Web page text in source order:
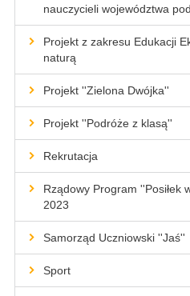
nauczycieli województwa
Projekt z zakresu Edukacji
naturą
Projekt ''Zielona Dwójka''
Projekt ''Podróże z klasą''
Rekrutacja
Rządowy Program ''Posiłek
2023
Samorząd Uczniowski ''Jaś''
Sport